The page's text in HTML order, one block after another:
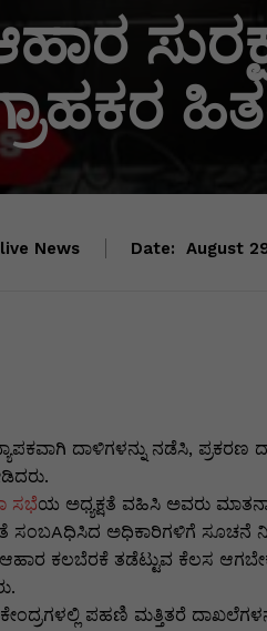
News Date: August
ದಾಳಿಗಳನ್ನು ನಡೆಸಿ, ಪ್ರಕರಣ
ಸಭೆಯ ಅಧ್ಯಕ್ಷತೆ ವಹಿಸಿ ಅವರು
ಸಂಬAಧಿಸಿದ ಅಧಿಕಾರಿಗಳಿಗೆ ಸೂಚನೆ
ಕಲಬೆರಕೆ ತಡೆಟ್ಟುವ ಕೆಲಸ
ಪಹಣಿ ಮತ್ತಿತರೆ